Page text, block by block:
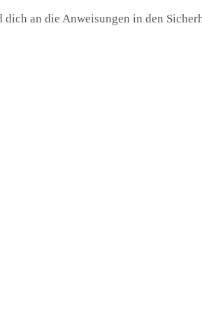
an die Anweisungen in den